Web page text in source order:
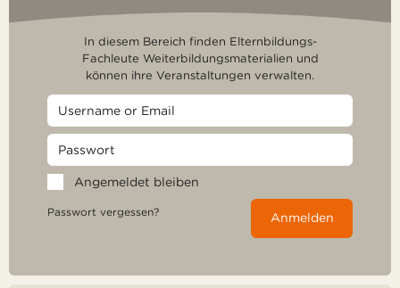
In diesem Bereich finden Elternbildungs-
Fachleute Weiterbildungsmaterialien und
können ihre Veranstaltungen verwalten.
Angemeldet bleiben
Passwort vergessen? Anmelden